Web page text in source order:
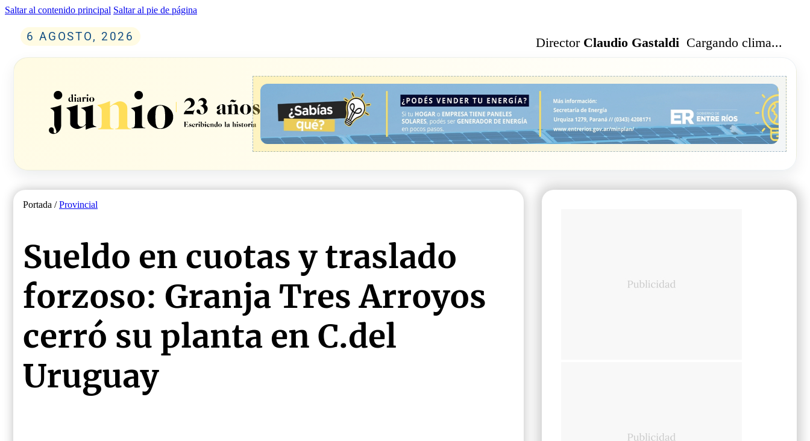
Saltar al contenido principal Saltar al pie de página
6 AGOSTO, 2026 Director Claudio Gastaldi Cargando clima...
Portada /Provincial
Sueldo en cuotas y traslado
forzoso: Granja Tres Arroyos
cerró su planta en C.del
Uruguay